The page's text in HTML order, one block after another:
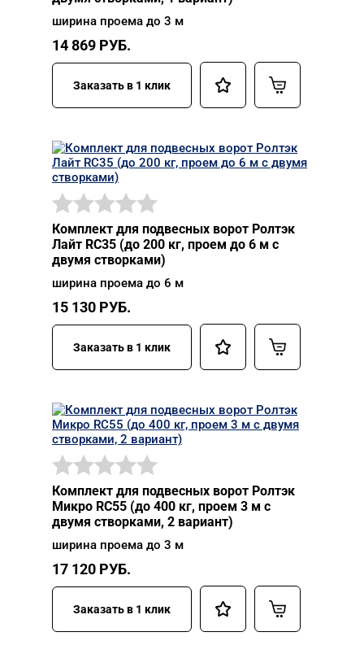
ширина проема до 3 м
14 869 РУБ.
Заказать в 1 клик
Комплект для подвесных ворот Ролтэк
Лайт RC35 (до 200 кг, проем до 6 м с
двумя створками)
ширина проема до 6 м
15 130 РУБ.
Заказать в 1 клик
Комплект для подвесных ворот Ролтэк
Микро RC55 (до 400 кг, проем 3 м с
двумя створками, 2 вариант)
ширина проема до 3 м
17 120 РУБ.
Заказать в 1 клик